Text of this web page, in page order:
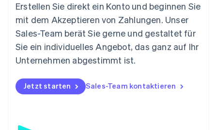
Erstellen Sie direkt ein Konto und beginnen Sie
mit dem Akzeptieren von Zahlungen. Unser
Sales-Team berät Sie gerne und gestaltet für
Sie ein individuelles Angebot, das ganz auf Ihr
Unternehmen abgestimmt ist.
Jetzt starten Sales-Team kontaktieren
English
Niederlande
Nederlands English
Norwegen
English
Österreich
Polen
English
Portugal